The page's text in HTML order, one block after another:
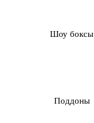
Шоу боксы
Поддоны